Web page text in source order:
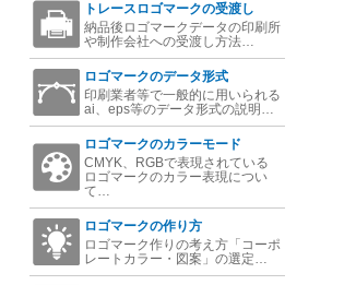
トレースロゴマークの受渡し
納品後ロゴマークデータの印刷所
や制作会社への受渡し方法…
ロゴマークのデータ形式
印刷業者等で一般的に用いられる
ai、eps等のデータ形式の説明…
ロゴマークのカラーモード
CMYK、RGBで表現されている
ロゴマークのカラー表現につい
て…
ロゴマークの作り方
ロゴマーク作りの考え方「コーポ
レートカラー・図案」の選定…